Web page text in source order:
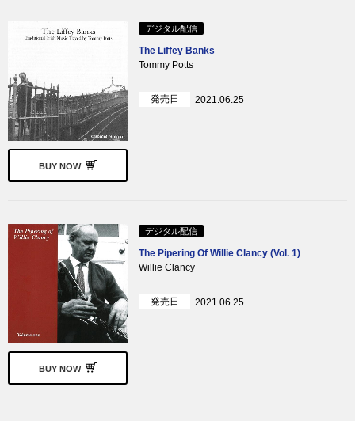
BUY NOW
デジタル配信
The Liffey Banks
Tommy Potts
発売日 2021.06.25
BUY NOW
デジタル配信
The Pipering Of Willie Clancy (Vol. 1)
Willie Clancy
発売日 2021.06.25